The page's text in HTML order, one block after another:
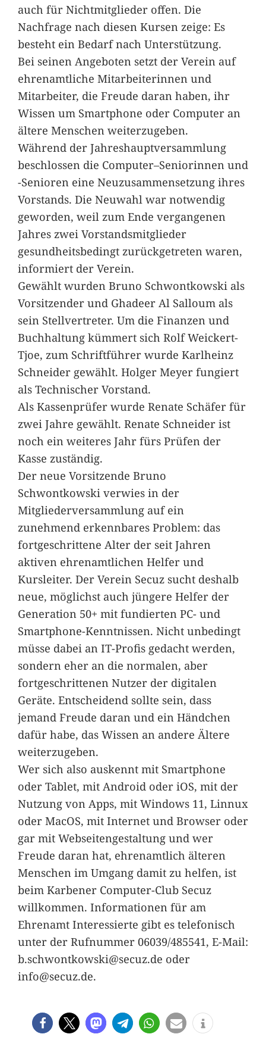
auch für Nichtmitglieder offen. Die
Nachfrage nach diesen Kursen zeige: Es
besteht ein Bedarf nach Unterstützung.
Bei seinen Angeboten setzt der Verein auf
ehrenamtliche Mitarbeiterinnen und
Mitarbeiter, die Freude daran haben, ihr
Wissen um Smartphone oder Computer an
ältere Menschen weiterzugeben.
Während der Jahreshauptversammlung
beschlossen die Computer–Seniorinnen und
-Senioren eine Neuzusammensetzung ihres
Vorstands. Die Neuwahl war notwendig
geworden, weil zum Ende vergangenen
Jahres zwei Vorstandsmitglieder
gesundheitsbedingt zurückgetreten waren,
informiert der Verein.
Gewählt wurden Bruno Schwontkowski als
Vorsitzender und Ghadeer Al Salloum als
sein Stellvertreter. Um die Finanzen und
Buchhaltung kümmert sich Rolf Weickert-
Tjoe, zum Schriftführer wurde Karlheinz
Schneider gewählt. Holger Meyer fungiert
als Technischer Vorstand.
Als Kassenprüfer wurde Renate Schäfer für
zwei Jahre gewählt. Renate Schneider ist
noch ein weiteres Jahr fürs Prüfen der
Kasse zuständig.
Der neue Vorsitzende Bruno
Schwontkowski verwies in der
Mitgliederversammlung auf ein
zunehmend erkennbares Problem: das
fortgeschrittene Alter der seit Jahren
aktiven ehrenamtlichen Helfer und
Kursleiter. Der Verein Secuz sucht deshalb
neue, möglichst auch jüngere Helfer der
Generation 50+ mit fundierten PC- und
Smartphone-Kenntnissen. Nicht unbedingt
müsse dabei an IT-Profis gedacht werden,
sondern eher an die normalen, aber
fortgeschrittenen Nutzer der digitalen
Geräte. Entscheidend sollte sein, dass
jemand Freude daran und ein Händchen
dafür habe, das Wissen an andere Ältere
weiterzugeben.
Wer sich also auskennt mit Smartphone
oder Tablet, mit Android oder iOS, mit der
Nutzung von Apps, mit Windows 11, Linnux
oder MacOS, mit Internet und Browser oder
gar mit Webseitengestaltung und wer
Freude daran hat, ehrenamtlich älteren
Menschen im Umgang damit zu helfen, ist
beim Karbener Computer-Club Secuz
willkommen. Informationen für am
Ehrenamt Interessierte gibt es telefonisch
unter der Rufnummer 06039/485541, E-Mail:
b.schwontkowski@secuz.de oder
info@secuz.de.